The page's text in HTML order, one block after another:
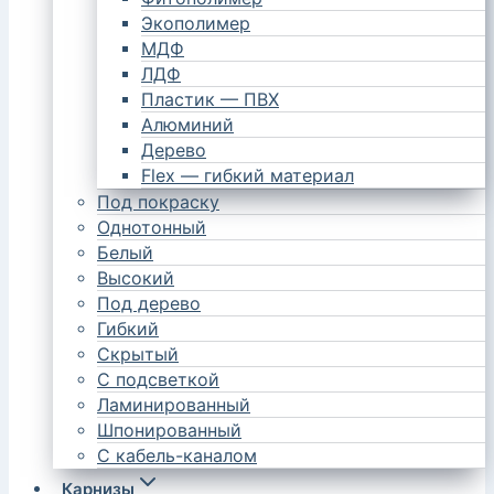
Экополимер
МДФ
ЛДФ
Пластик — ПВХ
Алюминий
Дерево
Flex — гибкий материал
Под покраску
Однотонный
Белый
Высокий
Под дерево
Гибкий
Скрытый
С подсветкой
Ламинированный
Шпонированный
С кабель-каналом
Карнизы